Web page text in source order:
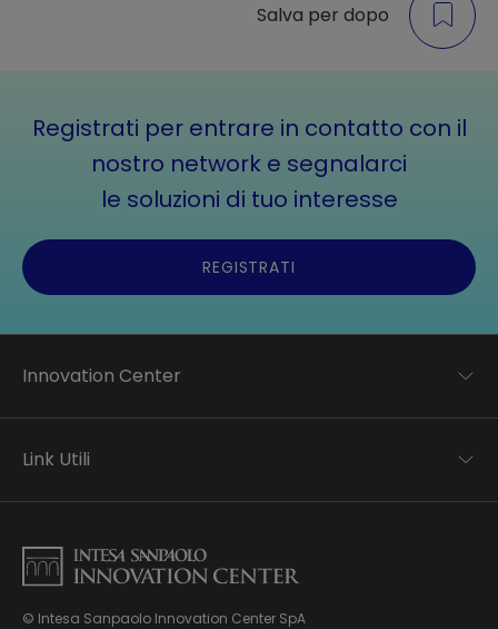
Salva per dopo
Registrati per entrare in contatto con il
nostro network e segnalarci
le soluzioni di tuo interesse
REGISTRATI
© Intesa Sanpaolo Innovation Center SpA
Innovation Center
Applied research
Business transformation
Chi siamo
Link Utili
Informativa Privacy
Informativa Privacy Careers
Privacy e Cookie Policy
Mappa del sito